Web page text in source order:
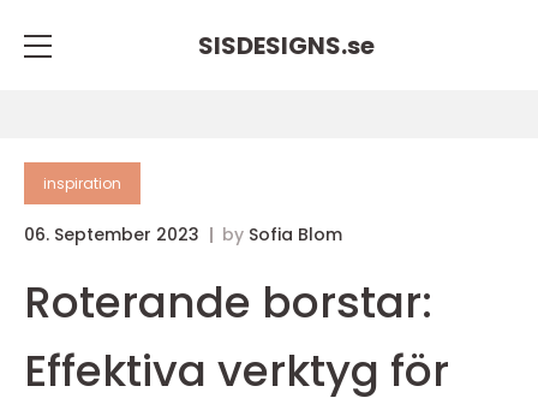
SISDESIGNS.se
inspiration
06. September 2023 by Sofia Blom
Roterande borstar:
Effektiva verktyg för